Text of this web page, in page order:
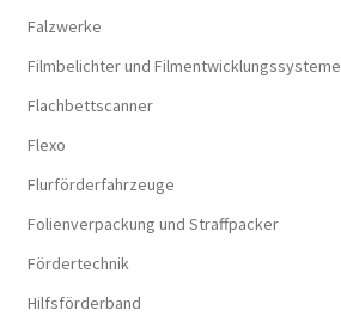
Falzwerke
Filmbelichter und Filmentwicklungssysteme
Flachbettscanner
Flexo
Flurförderfahrzeuge
Folienverpackung und Straffpacker
Fördertechnik
Hilfsförderband